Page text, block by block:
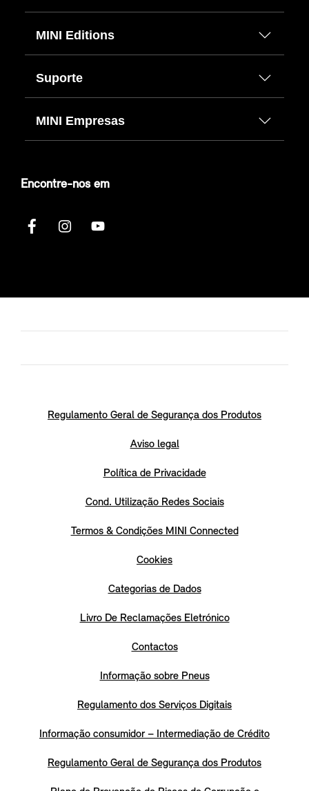
MINI Editions
Suporte
MINI Empresas
Encontre-nos em
Regulamento Geral de Segurança dos Produtos
Aviso legal
Política de Privacidade
Cond. Utilização Redes Sociais
Termos & Condições MINI Connected
Cookies
Categorias de Dados
Livro De Reclamações Eletrónico
Contactos
Informação sobre Pneus
Regulamento dos Serviços Digitais
Informação consumidor – Intermediação de Crédito
Regulamento Geral de Segurança dos Produtos